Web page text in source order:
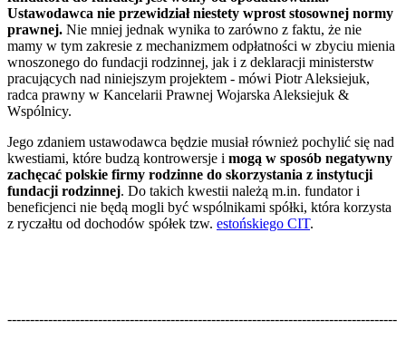
Ustawodawca nie przewidział niestety wprost stosownej normy
prawnej. Nie mniej jednak wynika to zarówno z faktu, że nie
mamy w tym zakresie z mechanizmem odpłatności w zbyciu mienia
wnoszonego do fundacji rodzinnej, jak i z deklaracji ministerstw
pracujących nad niniejszym projektem - mówi Piotr Aleksiejuk,
radca prawny w Kancelarii Prawnej Wojarska Aleksiejuk &
Wspólnicy.
Jego zdaniem ustawodawca będzie musiał również pochylić się nad
kwestiami, które budzą kontrowersje i mogą w sposób negatywny
zachęcać polskie firmy rodzinne do skorzystania z instytucji
fundacji rodzinnej. Do takich kwestii należą m.in. fundator i
beneficjenci nie będą mogli być wspólnikami spółki, która korzysta
z ryczałtu od dochodów spółek tzw. estońskiego CIT.
--------------------------------------------------------------------------------------